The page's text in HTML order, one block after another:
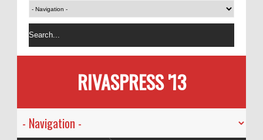
RIVASPRESS '13